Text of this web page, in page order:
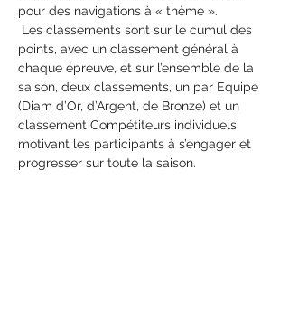
pour des navigations à « thème ».
Les classements sont sur le cumul des
points, avec un classement général à
chaque épreuve, et sur l’ensemble de la
saison, deux classements, un par Equipe
(Diam d’Or, d’Argent, de Bronze) et un
classement Compétiteurs individuels,
motivant les participants à s’engager et
progresser sur toute la saison.